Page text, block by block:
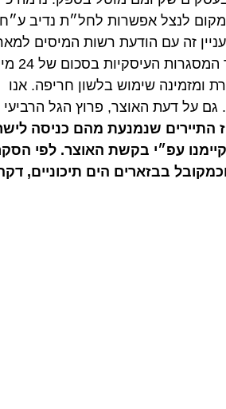
במקום לנצל אפשרות לחל״ת נדיב ע״ח
זה עם הודעת רשות המיסים למארגני
התיירות כי העסק שלהם סגור מכיוון שלא נרשמות בו הכנסות…). אמנם הסכמה עקרונית לשימור המסגרות העיסקיות בסכום של 24 מיליון
שימוש בלשון חריפה. אנו
דעת האוצר, פרוץ הגל הרביעי
ויהיה קשור באחוז התיירים שנמנעת מהם כניסה לישראל
עפ״י בקשת האוצר. לפי הסקר
לאחר מכן הייתה הבנה ע״ס של 6 מיליון ש״ח וכמקובל בבזארים הים תיכוניים, דקה